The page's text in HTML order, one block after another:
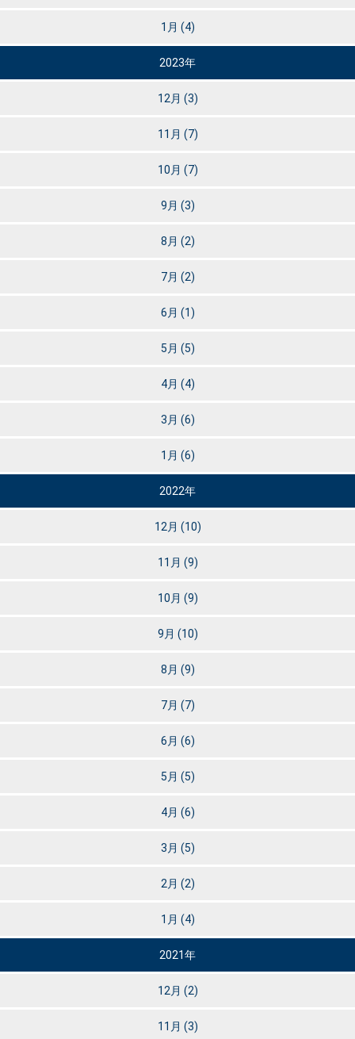
1月 (4)
2023年
12月 (3)
11月 (7)
10月 (7)
9月 (3)
8月 (2)
7月 (2)
6月 (1)
5月 (5)
4月 (4)
3月 (6)
1月 (6)
2022年
12月 (10)
11月 (9)
10月 (9)
9月 (10)
8月 (9)
7月 (7)
6月 (6)
5月 (5)
4月 (6)
3月 (5)
2月 (2)
1月 (4)
2021年
12月 (2)
11月 (3)